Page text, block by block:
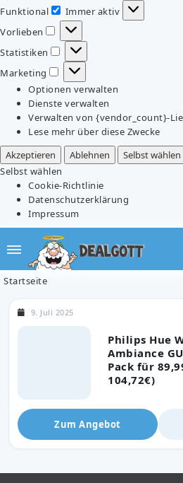
Funktional
Funktional
Immer aktiv
Vorlieben
Vorlieben
Statistiken
Statistiken
Marketing
Marketing
Optionen verwalten
Dienste verwalten
Verwalten von {vendor_count}-
Lese mehr über diese Zwecke
Akzeptieren
Ablehnen Selbst wählen
Selbst wählen
Cookie-Richtlinie
Datenschutzerklärung
Impressum
Startseite
Philips Hue
Ambiance
Pack für
104,72€)
9. Juli 2025
Zum Angebot